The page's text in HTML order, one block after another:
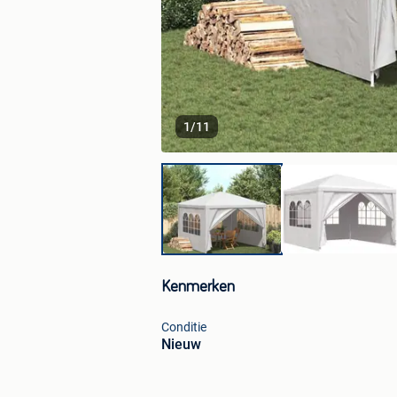
1/11
Kenmerken
Conditie
Nieuw